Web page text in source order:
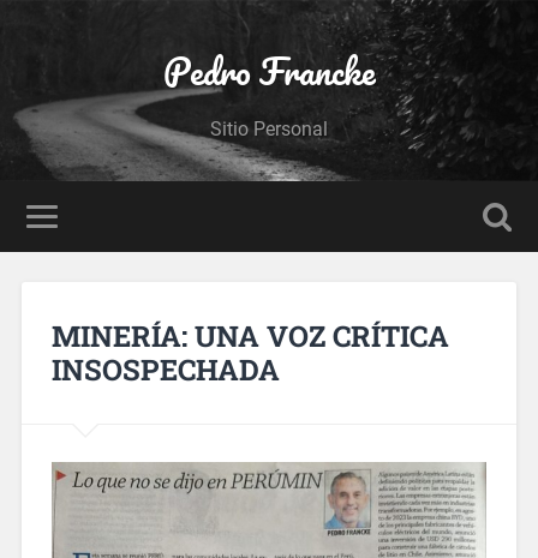
Pedro Francke
Sitio Personal
MINERÍA: UNA VOZ CRÍTICA
INSOSPECHADA